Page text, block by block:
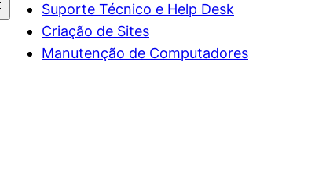
Suporte Técnico e Help Desk
Criação de Sites
Manutenção de Computadores